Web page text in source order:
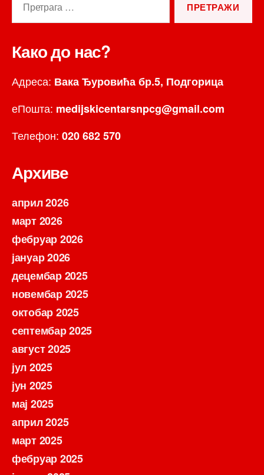
Како до нас?
Адреса: Вака Ђуровића бр.5, Подгорица
еПошта: medijskicentarsnpcg@gmail.com
Телефон: 020 682 570
Архиве
април 2026
март 2026
фебруар 2026
јануар 2026
децембар 2025
новембар 2025
октобар 2025
септембар 2025
август 2025
јул 2025
јун 2025
мај 2025
април 2025
март 2025
фебруар 2025